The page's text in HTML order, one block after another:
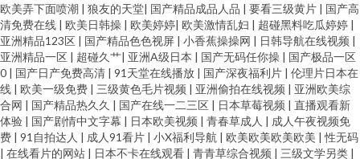
欧美弄下面喷潮 | 狼友的天堂| 国产精品成品人品 | 要看三级黄片 | 国产高
清免费在线 | 欧美日韩操 | 欧美婷婷| 欧美激情乱妇 | 超碰黑料吃瓜婷婷 |
亚洲精品123区 | 国产精品色色视屏 | 小香蕉操操网 | 日韩导航在线视频 |
亚洲精品一区 | 超碰久艹| 亚洲A级日本 | 国产无码任你操 | 国产极品一区
0 | 国产日产免费高清 | 91天堂在线播放 | 国产深夜福利片 | 伦理片日本在
线 | 欧美一级免费 | 三级黄色毛片视频 | 亚洲偷拍在线视频 | 亚洲欧美综
合网 | 国产精品热久久 | 国产在线一二三区 | 日本草莓视频 | 直播观看新
体验 | 国产剧情中文字幕 | 日本欧美视频 | 青春草成人 | 成人午夜视频免
费 | 91自拍达人 | 成人91看片 | 小X福利导航 | 欧美欧美欧美欧美 |性无码
| 在线看片的网站 | 日本不卡在线观看 | 青青草综合视频 | 三级文学另类 |